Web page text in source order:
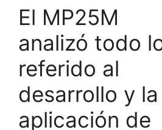
El MP25M
analizó todo
referido al
desarrollo y la
aplicación de